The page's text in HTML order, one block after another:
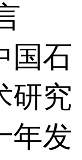
国石
研究
年发